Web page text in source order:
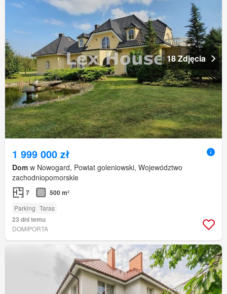
18 Zdjęcia
1 999 000 zł
Dom w Nowogard, Powiat goleniowski, Województwo
zachodniopomorskie
7 500 m²
Parking Taras
23 dni temu
DOMIPORTA